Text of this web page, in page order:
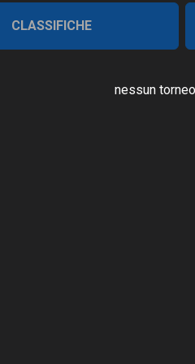
CLASSIFICHE
nessun